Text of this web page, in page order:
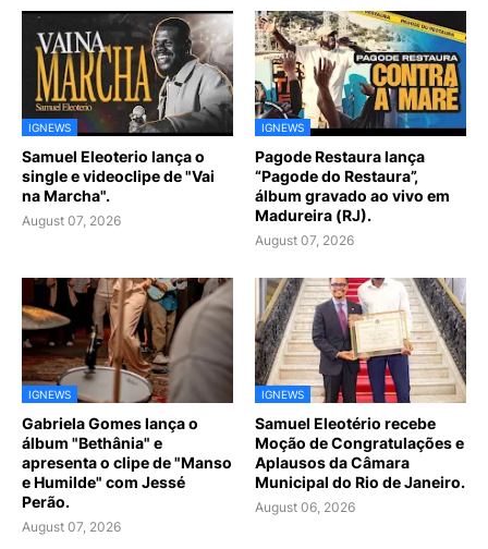
IGNEWS
Samuel Eleoterio lança o
single e videoclipe de "Vai
na Marcha".
August 07, 2026
IGNEWS
Pagode Restaura lança
“Pagode do Restaura”,
álbum gravado ao vivo em
Madureira (RJ).
August 07, 2026
IGNEWS
Gabriela Gomes lança o
álbum "Bethânia" e
apresenta o clipe de "Manso
e Humilde" com Jessé
Perão.
August 07, 2026
IGNEWS
Samuel Eleotério recebe
Moção de Congratulações e
Aplausos da Câmara
Municipal do Rio de Janeiro.
August 06, 2026